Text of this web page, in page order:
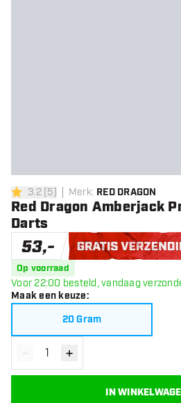
3.2 score sterren
3.2[5] Merk: RED DRAGON
Red Dragon Amberjack
Darts
53,-
Gratis verzending
Op voorraad
Voor 22:00 besteld, vandaag
Maak een keuze:
20 Gram
Verminder hoeveelheid
- Verhoog hoeveelheid
+
IN